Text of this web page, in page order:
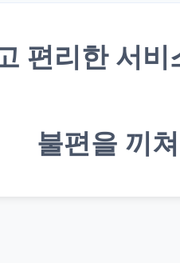
편리한 서
불편을 끼